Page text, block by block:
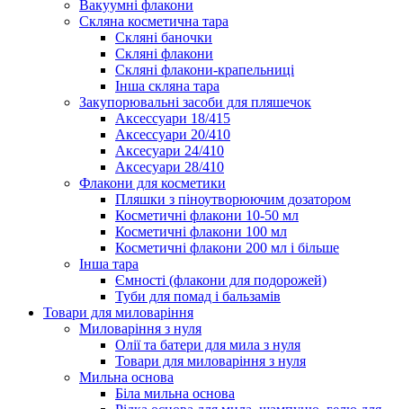
Вакуумні флакони
Скляна косметична тара
Скляні баночки
Скляні флакони
Скляні флакони-крапельниці
Інша скляна тара
Закупорювальні засоби для пляшечок
Аксессуари 18/415
Аксессуари 20/410
Аксесуари 24/410
Аксесуари 28/410
Флакони для косметики
Пляшки з піноутворюючим дозатором
Косметичні флакони 10-50 мл
Косметичні флакони 100 мл
Косметичні флакони 200 мл і більше
Інша тара
Ємності (флакони для подорожей)
Туби для помад і бальзамів
Товари для миловаріння
Миловаріння з нуля
Олії та батери для мила з нуля
Товари для миловаріння з нуля
Мильна основа
Біла мильна основа